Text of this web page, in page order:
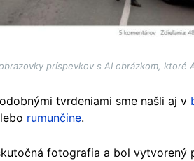
príspevkov s AI obrázkom, ktoré
tvrdeniami sme našli aj v
rumunčine.
fotografia a bol vytvorený